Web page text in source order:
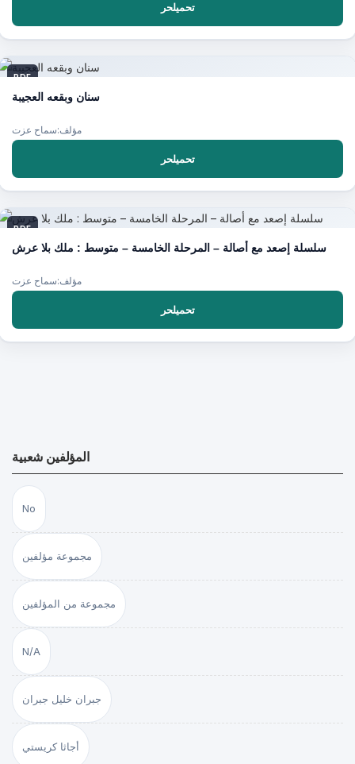
تحميلحر
PDF
سنان وبقعه العجيبة
مؤلف:سماح عزت
تحميلحر
PDF
سلسلة إصعد مع أصالة – المرحلة الخامسة – متوسط : ملك بلا عرش
مؤلف:سماح عزت
تحميلحر
المؤلفين شعبية
No
مجموعة مؤلفين
مجموعة من المؤلفين
N/A
جبران خليل جبران
أجاثا كريستي